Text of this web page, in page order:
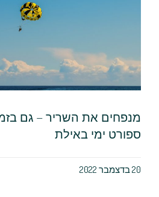
מנפחים את השריר – גם בזמן
ספורט ימי באילת